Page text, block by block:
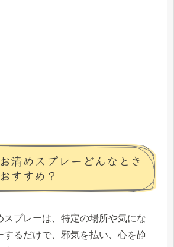
清めスプレーどんなとき
すすめ？
スプレーは、特定の場所や気にな
するだけで、邪気を払い、心を静